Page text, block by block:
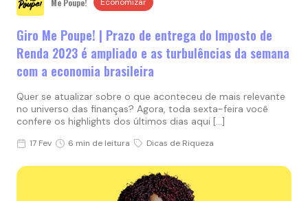
Economizar
Giro Me Poupe! | Prazo de entrega do Imposto de
Renda 2023 é ampliado e as turbulências da semana
com a economia brasileira
Quer se atualizar sobre o que aconteceu de mais relevante
no universo das finanças? Agora, toda sexta-feira você
confere os highlights dos últimos dias aqui […]
17 Fev 6 min de leitura Dicas de Riqueza